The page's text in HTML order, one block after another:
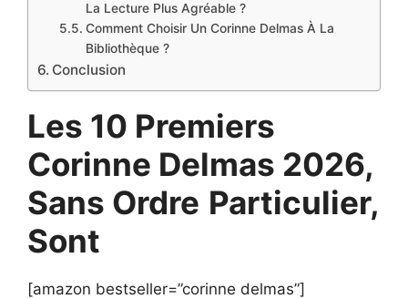
La Lecture Plus Agréable ?
Comment Choisir Un Corinne Delmas À La
Bibliothèque ?
Conclusion
Les 10 Premiers
Corinne Delmas 2026,
Sans Ordre Particulier,
Sont
[amazon bestseller=”corinne delmas”]